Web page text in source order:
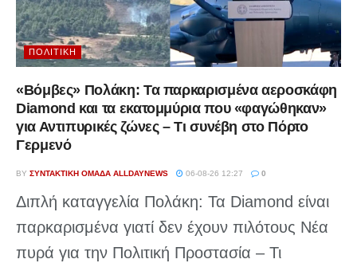
ΠΟΛΙΤΙΚΉ
«Βόμβες» Πολάκη: Τα παρκαρισμένα αεροσκάφη
Diamond και τα εκατομμύρια που «φαγώθηκαν»
για Αντιπυρικές ζώνες – Τι συνέβη στο Πόρτο
Γερμενό
BY ΣΥΝΤΑΚΤΙΚΉ ΟΜΆΔΑ ALLDAYNEWS 06-08-26 12:27 0
Διπλή καταγγελία Πολάκη: Τα Diamond είναι
παρκαρισμένα γιατί δεν έχουν πιλότους Νέα
πυρά για την Πολιτική Προστασία – Τι